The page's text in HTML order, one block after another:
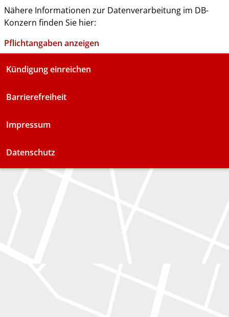
Nähere Informationen zur Datenverarbeitung im DB-
Konzern finden Sie hier:
Pflichtangaben anzeigen
Kündigung einreichen
Barrierefreiheit
Impressum
Datenschutz